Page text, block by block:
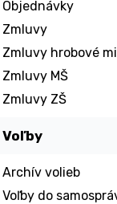
Objednávky
Zmluvy
Zmluvy hrobové
Zmluvy MŠ
Zmluvy ZŠ
Voľby
Archív volieb
Voľby do